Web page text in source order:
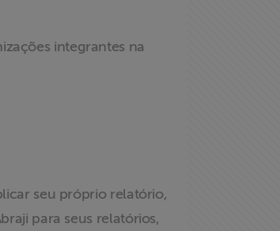
integrantes na
seu próprio relatório,
para seus relatórios,